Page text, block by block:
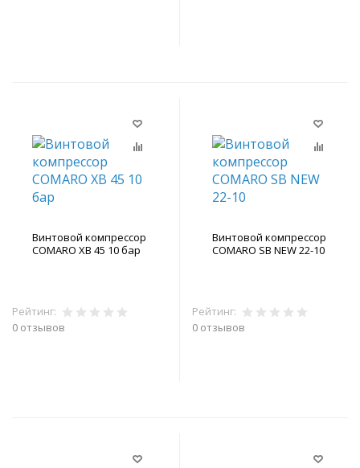
Винтовой компрессор
COMARO XB 45 10 бар
Рейтинг:
0 отзывов
Винтовой компрессор
COMARO SB NEW 22-10
Рейтинг:
0 отзывов